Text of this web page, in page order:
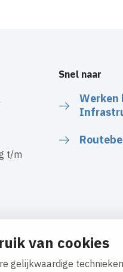
van cookies
gelijkwaardige
t/m
Snel naar
Werken